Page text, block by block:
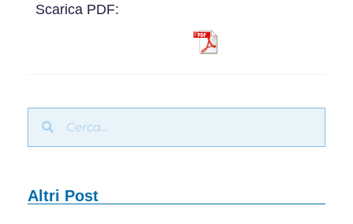
Scarica PDF:
Altri Post